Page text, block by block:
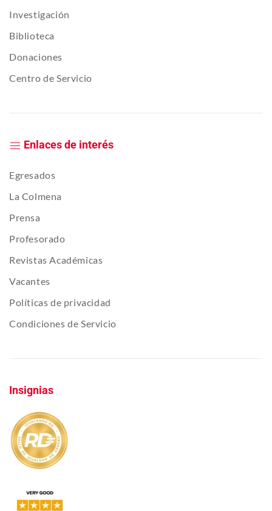
Investigación
Biblioteca
Donaciones
Centro de Servicio
Enlaces de interés
Egresados
La Colmena
Prensa
Profesorado
Revistas Académicas
Vacantes
Políticas de privacidad
Condiciones de Servicio
Insignias